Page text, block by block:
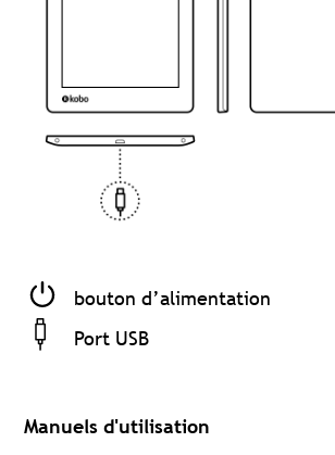
bouton d’alimentation
Port USB
Manuels d'utilisation